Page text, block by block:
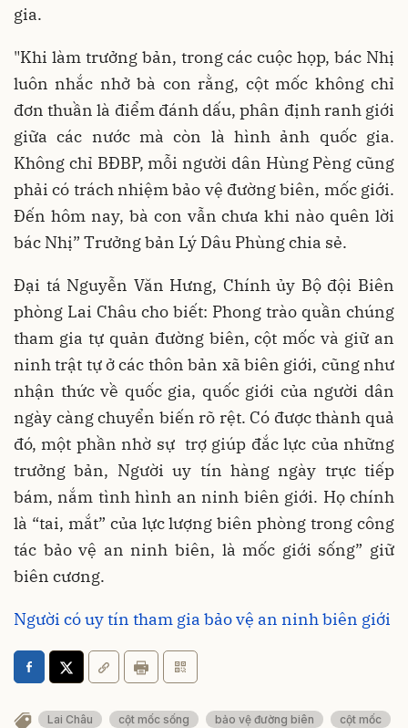
gia.
"Khi làm trưởng bản, trong các cuộc họp, bác Nhị
luôn nhắc nhở bà con rằng, cột mốc không chỉ
đơn thuần là điểm đánh dấu, phân định ranh giới
giữa các nước mà còn là hình ảnh quốc gia.
Không chỉ BĐBP, mỗi người dân Hùng Pèng cũng
phải có trách nhiệm bảo vệ đường biên, mốc giới.
Đến hôm nay, bà con vẫn chưa khi nào quên lời
bác Nhị” Trưởng bản Lý Dâu Phùng chia sẻ.
Đại tá Nguyễn Văn Hưng, Chính ủy Bộ đội Biên
phòng Lai Châu cho biết: Phong trào quần chúng
tham gia tự quản đường biên, cột mốc và giữ an
ninh trật tự ở các thôn bản xã biên giới, cũng như
nhận thức về quốc gia, quốc giới của người dân
ngày càng chuyển biến rõ rệt. Có được thành quả
đó, một phần nhờ sự trợ giúp đắc lực của những
trưởng bản, Người uy tín hàng ngày trực tiếp
bám, nắm tình hình an ninh biên giới. Họ chính
là “tai, mắt” của lực lượng biên phòng trong công
tác bảo vệ an ninh biên, là mốc giới sống” giữ
biên cương.
Người có uy tín tham gia bảo vệ an ninh biên giới
Lai Châu cột mốc sống bảo vệ đường biên cột mốc